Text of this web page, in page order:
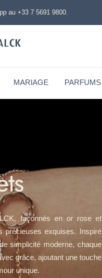
au +33 7 5691 9800.
MARIAGE PARFUMS
façonnés en or rose et
précieuses exquises. Inspiré
simplicité moderne, chaque
grâce, ajoutant une touche
unique.